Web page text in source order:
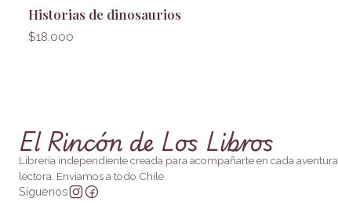
Historias de dinosaurios
$18.000
El Rincón de Los Libros
Librería independiente creada para acompañarte en cada aventura
lectora. Enviamos a todo Chile.
Síguenos